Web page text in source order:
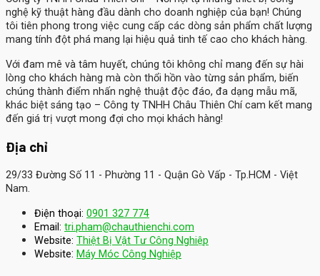
nghệ kỹ thuật hàng đầu dành cho doanh nghiệp của bạn! Chúng
tôi tiên phong trong việc cung cấp các dòng sản phẩm chất lượng
mang tính đột phá mang lại hiệu quả tinh tế cao cho khách hàng.
Với đam mê và tâm huyết, chúng tôi không chỉ mang đến sự hài
lòng cho khách hàng mà còn thổi hồn vào từng sản phẩm, biến
chúng thành điểm nhấn nghệ thuật độc đáo, đa dạng mẫu mã,
khác biệt sáng tạo – Công ty TNHH Châu Thiên Chí cam kết mang
đến giá trị vượt mong đợi cho mọi khách hàng!
Địa chỉ
29/33 Đường Số 11 - Phường 11 - Quận Gò Vấp - Tp.HCM - Việt
Nam.
Điện thoại: 0901 327 774
Email: tri.pham@chauthienchi.com
Website: Thiệt Bị Vật Tư Công Nghiệp
Website: Máy Móc Công Nghiệp